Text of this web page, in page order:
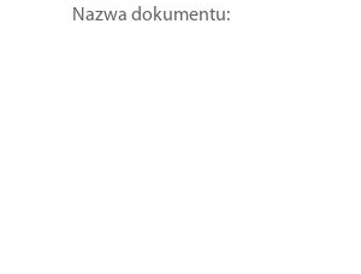
Nazwa dokumentu: